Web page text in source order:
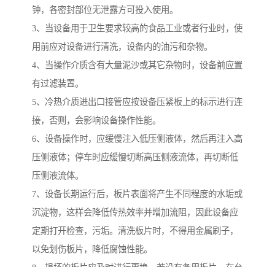
钟，各密封部位无泄露方可投入使用。
3、当设备用于卫生要求较高的食品工业或者行业时，使
用前应对设备进行清洗，设备内的油污和杂物。
4、当操作介质含有大量泥沙或其它杂物时，设备前应置
有过滤装置。
5、冷热介质进出口接管应按设备压紧板上的标示进行连
接，否则，会影响设备操作性能。
6、设备操作时，应缓慢注入低压侧液体，然后再注入高
压侧液体；停车时应缓慢切断高压侧液流体，再切断低
压侧液流体。
7、设备长期运行后，板片表面将产生不同程度的水垢或
沉淀物，这样会降低传热效率并增加流阻，因此设备应
定期打开检查，污垢。清洗板片时，不得用金属刷子，
以免划伤板片，降低腐蚀性能。